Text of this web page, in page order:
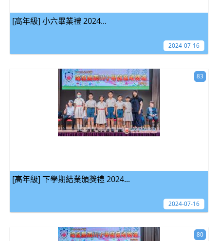
[高年級] 小六畢業禮 2024...
2024-07-16
[高年級] 下學期結業頒獎禮 2024...
83
2024-07-16
80